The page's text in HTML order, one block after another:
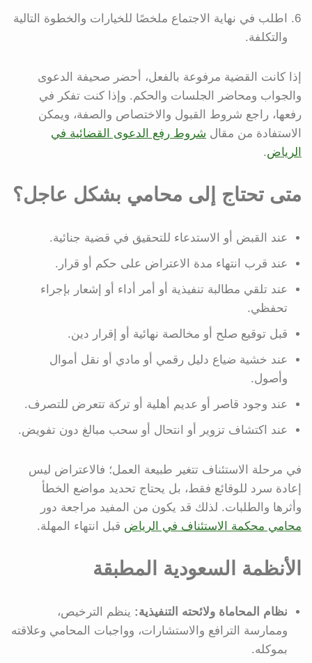
اطلب في نهاية الاجتماع ملخصًا للخيارات والخطوة التالية
والتكلفة.
إذا كانت القضية مرفوعة بالفعل، أحضر صحيفة الدعوى
والجواب ومحاضر الجلسات والحكم. وإذا كنت تفكر في
رفعها، راجع شروط القبول والاختصاص والصفة، ويمكن
الاستفادة من مقال شروط رفع الدعوى القضائية في
الرياض.
متى تحتاج إلى محامي بشكل عاجل؟
عند القبض أو الاستدعاء للتحقيق في قضية جنائية.
عند قرب انتهاء مدة الاعتراض على حكم أو قرار.
عند تلقي مطالبة تنفيذية أو أمر أداء أو إشعار بإجراء
تحفظي.
قبل توقيع صلح أو مخالصة نهائية أو إقرار دين.
عند خشية ضياع دليل رقمي أو مادي أو نقل أموال
وأصول.
عند وجود قاصر أو عديم أهلية أو تركة تتعرض للتصرف.
عند اكتشاف تزوير أو انتحال أو سحب مبالغ دون تفويض.
في مرحلة الاستئناف تتغير طبيعة العمل؛ فالاعتراض ليس
إعادة سرد للوقائع فقط، بل يحتاج تحديد مواضع الخطأ
وأثرها والطلبات. لذلك قد يكون من المفيد مراجعة دور
محامي محكمة الاستئناف في الرياض قبل انتهاء المهلة.
الأنظمة السعودية المطبقة
نظام المحاماة ولائحته التنفيذية: ينظم الترخيص،
وممارسة الترافع والاستشارات، وواجبات المحامي وعلاقته
بموكله.